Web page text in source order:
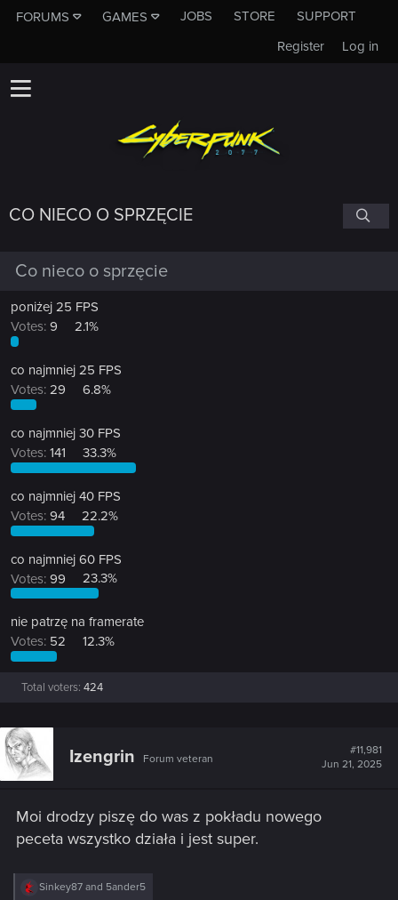
FORUMS GAMES JOBS STORE
SUPPORT
Log in
Register
CO NIECO O SPRZĘCIE
Co nieco o sprzęcie
poniżej 25 FPS
Votes: 9 2.1%
co najmniej 25 FPS
Votes: 29 6.8%
co najmniej 30 FPS
Votes: 141 33.3%
co najmniej 40 FPS
Votes: 94 22.2%
co najmniej 60 FPS
Votes: 99 23.3%
nie patrzę na framerate
Votes: 52 12.3%
Total voters 424
Izengrin Forum veteran
#11,981
Jun 21, 2025
Moi drodzy piszę do was z pokładu nowego
peceta wszystko działa i jest super.
R
Sinkey87 and 5ander5